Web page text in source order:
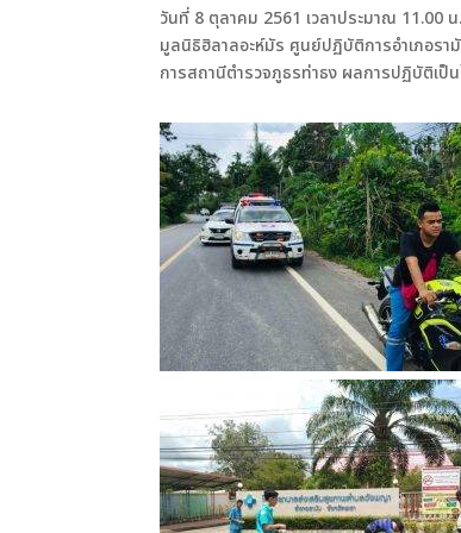
วันที่ 8 ตุลาคม 2561 เวลาประมาณ 11.00 น.
มูลนิธิฮิลาลอะห์มัร ศูนย์ปฏิบัติการอำเภอรา
การสถานีตำรวจภูธรท่าธง ผลการปฏิบัติเป็